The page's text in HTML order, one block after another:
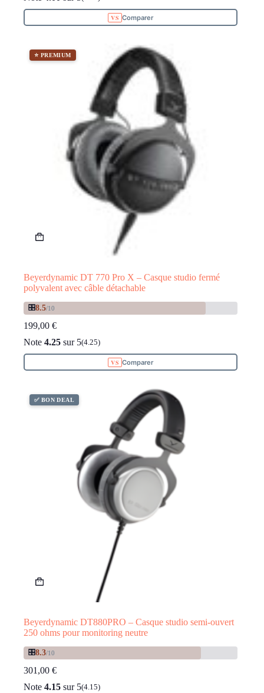
Comparer
⭐ PREMIUM
Beyerdynamic DT 770 Pro X – Casque studio fermé
polyvalent avec câble détachable
🎛️8.5/10
199,00 €
Note 4.25 sur 5(4.25)
Comparer
✅ BON DEAL
Beyerdynamic DT880PRO – Casque studio semi-ouvert
250 ohms pour monitoring neutre
🎛️8.3/10
301,00 €
Note 4.15 sur 5(4.15)